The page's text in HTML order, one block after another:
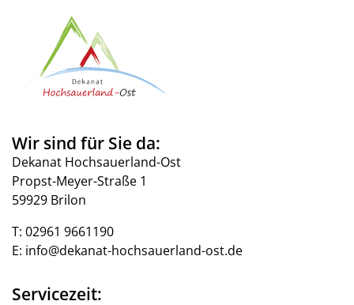
Wir sind für Sie da:
Dekanat Hochsauerland-Ost
Propst-Meyer-Straße 1
59929 Brilon
T: 02961 9661190
E: info@dekanat-hochsauerland-ost.de
Servicezeit: